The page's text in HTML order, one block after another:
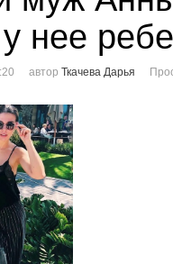
нее
автор Ткачева Дарья